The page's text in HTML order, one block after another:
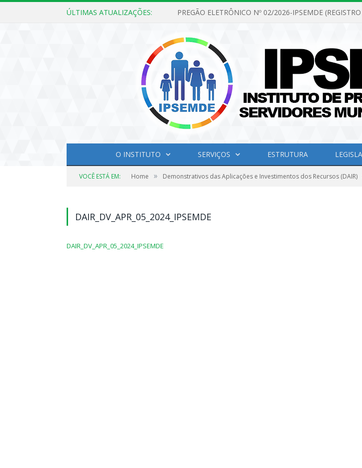
ÚLTIMAS ATUALIZAÇÕES:
O INSTITUTO SERVIÇOS ESTRUTURA
VOCÊ ESTÁ EM: Home » Demonstrativos das Aplicações e Investimentos dos Recursos (DAIR)
DAIR_DV_APR_05_2024_IPSEMDE
DAIR_DV_APR_05_2024_IPSEMDE